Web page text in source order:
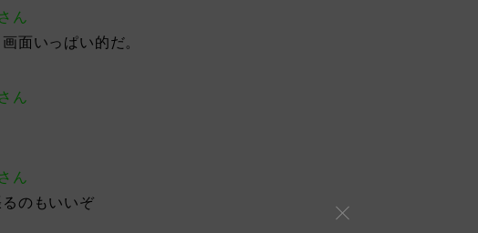
ん
面いっぱい的だ。
ん
ん
のもいいぞ